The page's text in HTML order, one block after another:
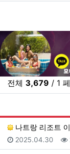
전체 3,679 / 1
나트랑 리조트
등록일
2025.04.30